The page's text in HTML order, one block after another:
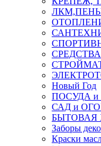
Новый Год
ПОСУДА
САД и
Заборы
Краски